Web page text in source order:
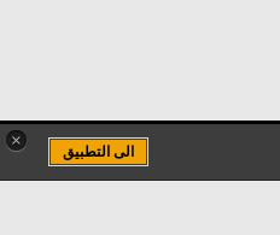
×
الى التطبيق